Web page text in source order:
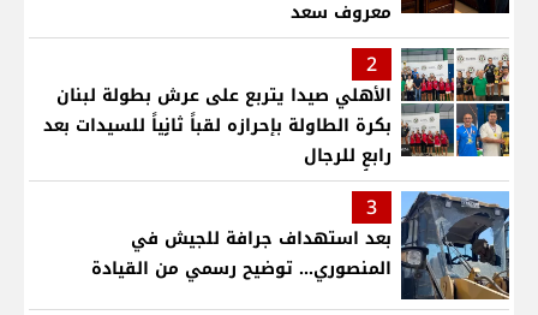
معروف سعد
2
الأهلي صيدا يتربع على عرش بطولة لبنان
بكرة الطاولة بإحرازه لقباً ثانٍياً للسيدات بعد
رابعٍ للرجال
3
بعد استهداف جرافة للجيش في
المنصوري... توضيح رسمي من القيادة